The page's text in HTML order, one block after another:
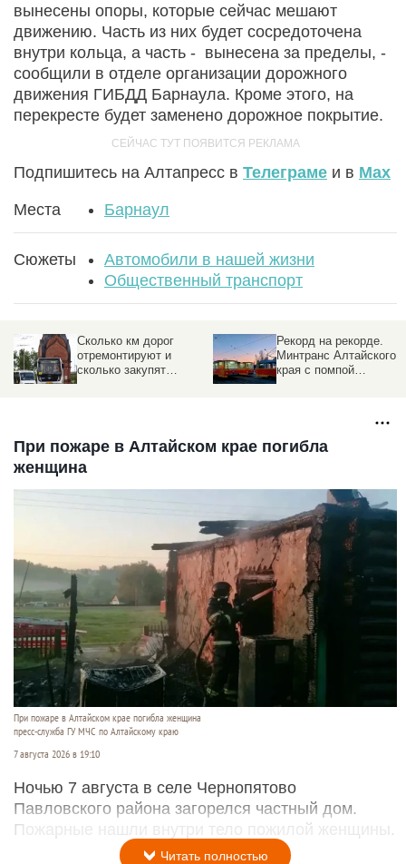
вынесены опоры, которые сейчас мешают
движению. Часть из них будет сосредоточена
внутри кольца, а часть - вынесена за пределы, -
сообщили в отделе организации дорожного
движения ГИБДД Барнаула. Кроме этого, на
перекресте будет заменено дорожное покрытие.
Подпишитесь на Алтапресс в Телеграме и в Max
Места Барнаул
Сюжеты
Автомобили в нашей жизни
Общественный транспорт
Сколько км дорог
отремонтируют и
сколько закупят
Рекорд на рекорде.
Минтранс Алтайского
края с помпой
амбициозные планы на
будущее
При пожаре в Алтайском крае погибла
женщина
При пожаре в Алтайском крае погибла женщина
пресс-служба ГУ МЧС по Алтайскому краю
7 августа 2026 в 19:10
Ночью 7 августа в селе Чернопятово
Павловского района загорелся частный дом.
Пожарные нашли внутри тело пожилой женщины.
Читать полностью